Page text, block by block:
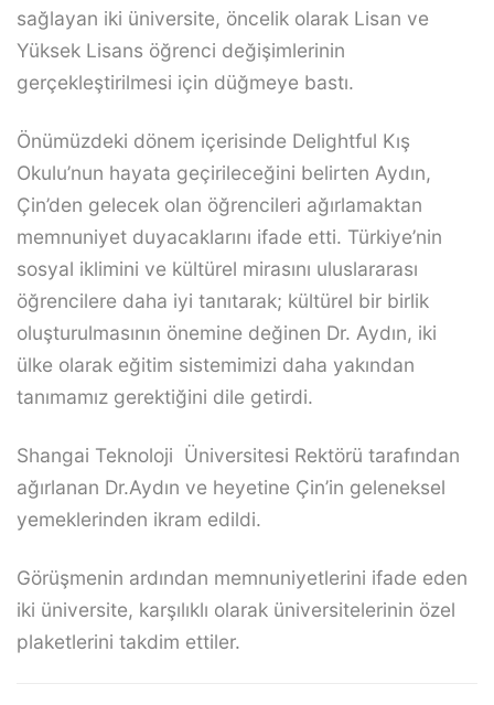
sağlayan iki üniversite, öncelik olarak Lisan ve
Yüksek Lisans öğrenci değişimlerinin
gerçekleştirilmesi için düğmeye bastı.
Önümüzdeki dönem içerisinde Delightful Kış
Okulu’nun hayata geçirileceğini belirten Aydın,
Çin’den gelecek olan öğrencileri ağırlamaktan
memnuniyet duyacaklarını ifade etti. Türkiye’nin
sosyal iklimini ve kültürel mirasını uluslararası
öğrencilere daha iyi tanıtarak; kültürel bir birlik
oluşturulmasının önemine değinen Dr. Aydın, iki
ülke olarak eğitim sistemimizi daha yakından
tanımamız gerektiğini dile getirdi.
Shangai Teknoloji Üniversitesi Rektörü tarafından
ağırlanan Dr.Aydın ve heyetine Çin’in geleneksel
yemeklerinden ikram edildi.
Görüşmenin ardından memnuniyetlerini ifade eden
iki üniversite, karşılıklı olarak üniversitelerinin özel
plaketlerini takdim ettiler.